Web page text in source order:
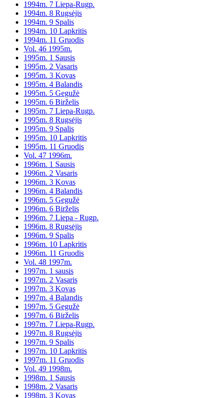
1994m. 7 Liepa-Rugp.
1994m. 8 Rugsėjis
1994m. 9 Spalis
1994m. 10 Lapkritis
1994m. 11 Gruodis
Vol. 46 1995m.
1995m. 1 Sausis
1995m. 2 Vasaris
1995m. 3 Kovas
1995m. 4 Balandis
1995m. 5 Gegužė
1995m. 6 Birželis
1995m. 7 Liepa-Rugp.
1995m. 8 Rugsėjis
1995m. 9 Spalis
1995m. 10 Lapkritis
1995m. 11 Gruodis
Vol. 47 1996m.
1996m. 1 Sausis
1996m. 2 Vasaris
1996m. 3 Kovas
1996m. 4 Balandis
1996m. 5 Gegužė
1996m. 6 Birželis
1996m. 7 Liepa - Rugp.
1996m. 8 Rugsėjis
1996m. 9 Spalis
1996m. 10 Lapkritis
1996m. 11 Gruodis
Vol. 48 1997m.
1997m. 1 sausis
1997m. 2 Vasaris
1997m. 3 Kovas
1997m. 4 Balandis
1997m. 5 Gegužė
1997m. 6 Birželis
1997m. 7 Liepa-Rugp.
1997m. 8 Rugsėjis
1997m. 9 Spalis
1997m. 10 Lapkritis
1997m. 11 Gruodis
Vol. 49 1998m.
1998m. 1 Sausis
1998m. 2 Vasaris
1998m. 3 Kovas